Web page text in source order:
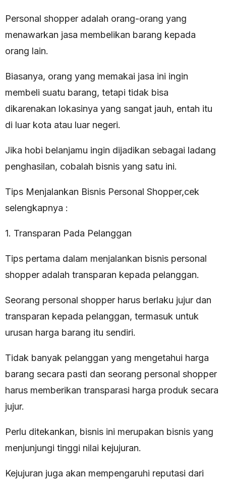
Personal shopper adalah orang-orang yang
menawarkan jasa membelikan barang kepada
orang lain.
Biasanya, orang yang memakai jasa ini ingin
membeli suatu barang, tetapi tidak bisa
dikarenakan lokasinya yang sangat jauh, entah itu
di luar kota atau luar negeri.
Jika hobi belanjamu ingin dijadikan sebagai ladang
penghasilan, cobalah bisnis yang satu ini.
Tips Menjalankan Bisnis Personal Shopper,cek
selengkapnya :
1. Transparan Pada Pelanggan
Tips pertama dalam menjalankan bisnis personal
shopper adalah transparan kepada pelanggan.
Seorang personal shopper harus berlaku jujur dan
transparan kepada pelanggan, termasuk untuk
urusan harga barang itu sendiri.
Tidak banyak pelanggan yang mengetahui harga
barang secara pasti dan seorang personal shopper
harus memberikan transparasi harga produk secara
jujur.
Perlu ditekankan, bisnis ini merupakan bisnis yang
menjunjungi tinggi nilai kejujuran.
Kejujuran juga akan mempengaruhi reputasi dari